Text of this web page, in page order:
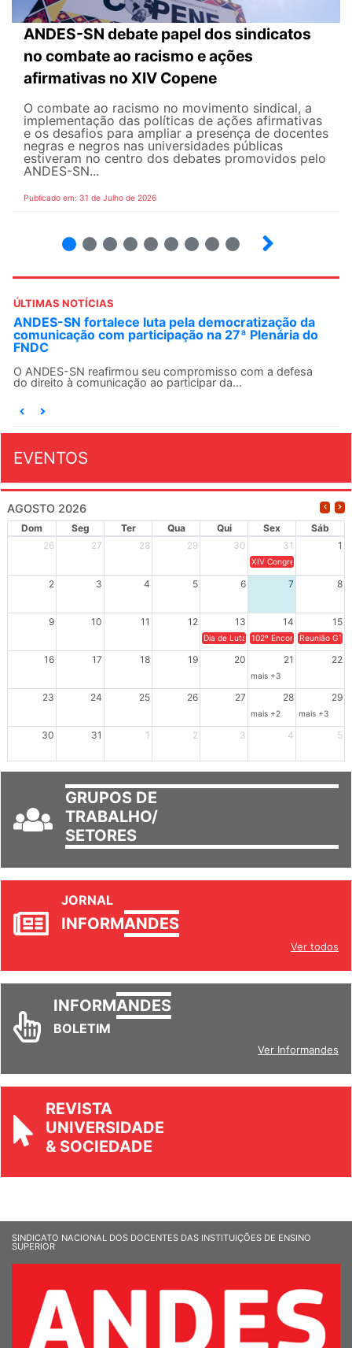
ANDES-SN debate papel dos sindicatos
no combate ao racismo e ações
afirmativas no XIV Copene
O combate ao racismo no movimento sindical, a
implementação das políticas de ações afirmativas
e os desafios para ampliar a presença de docentes
negras e negros nas universidades públicas
estiveram no centro dos debates promovidos pelo
ANDES-SN...
Publicado em: 31 de Julho de 2026
ÚLTIMAS NOTÍCIAS
Fonasefe denuncia desigualdade de até 182% em
auxílios pagos a servidores do Executivo
dos direitos do funcionalismo federal é...
EVENTOS
AGOSTO 2026
Dom Seg Ter Qua Qui Sex
Sáb
26
27 28 29 30 31 1
XIV Congresso Brasileiro
2 3 4 5 6 7 8
9 10 11 12 13 14 15
Dia de Luta em Defesa de Cuba e da
102º Encontro da
Reunião
16 17 18 19 20 21 22
mais +3
23 24 25 26 27 28 29
mais +2 mais +3
30 31 1 2 3 4 5
GRUPOS DE
TRABALHO/
SETORES
JORNAL
INFORMANDES
Ver todos
INFORMANDES
BOLETIM
Ver Informandes
REVISTA
UNIVERSIDADE
& SOCIEDADE
SINDICATO NACIONAL DOS DOCENTES DAS INSTITUIÇÕES DE ENSINO
SUPERIOR